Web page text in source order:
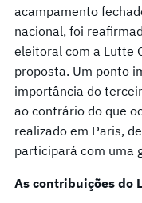
acampamento
nacional, foi
eleitoral com a Lutte
proposta. Um ponto
importância do
ao contrário do que
realizado em Paris,
participará com uma
As contribuições do